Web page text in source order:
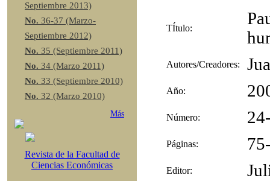
Septiembre 2013)
No. 36-37 (Marzo-
Septiembre 2012)
No. 35 (Septiembre 2011)
No. 34 (Marzo 2011)
No. 33 (Septiembre 2010)
No. 32 (Marzo 2010)
Más
Revista de la Facultad de
Ciencias Económicas
TÍtulo:
Autores/Creadores:
Año:
Número:
Páginas:
Editor: